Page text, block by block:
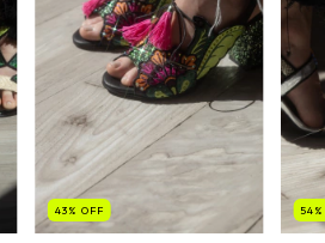
43% OFF 54